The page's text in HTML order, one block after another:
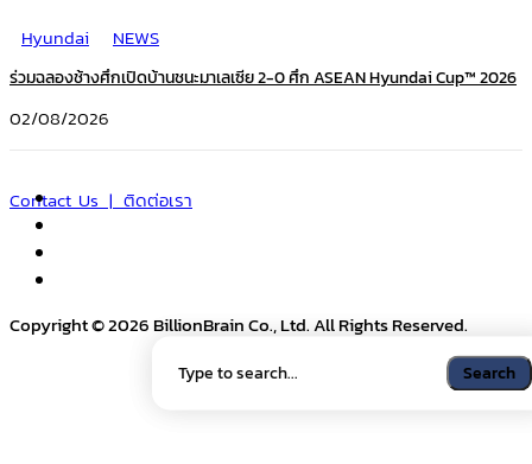
Search
Search
Hyundai
NEWS
ร่วมฉลองช้างศึกเปิดบ้านชนะมาเลเซีย 2-0 ศึก ASEAN Hyundai Cup™ 2026
02/08/2026
Contact Us | ติดต่อเรา
Copyright © 2026 BillionBrain Co., Ltd. All Rights Reserved.